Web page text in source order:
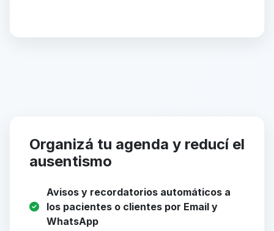
Organizá tu agenda y reducí el
ausentismo
Avisos y recordatorios automáticos a
los pacientes o clientes por Email y
WhatsApp